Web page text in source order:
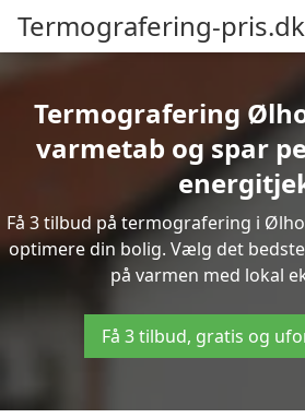
Termografering-pris.dk
Termografering
varmetab og spar
Få 3 tilbud på termografering i
optimere din bolig. Vælg det
på varmen med lokal
Få 3 tilbud, gratis og